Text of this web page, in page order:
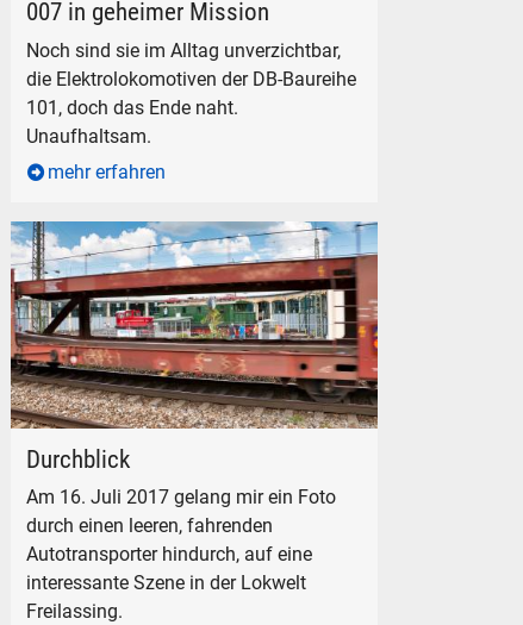
007 in geheimer Mission
Noch sind sie im Alltag unverzichtbar,
die Elektrolokomotiven der DB-Baureihe
101, doch das Ende naht.
Unaufhaltsam.
mehr erfahren
Durchblick
Am 16. Juli 2017 gelang mir ein Foto
durch einen leeren, fahrenden
Autotransporter hindurch, auf eine
interessante Szene in der Lokwelt
Freilassing.